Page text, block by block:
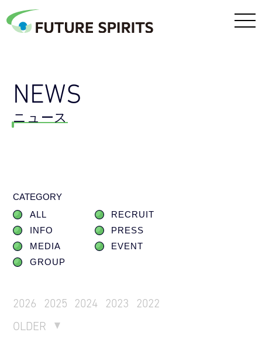
NEWS
ニュース
CATEGORY
ALL
RECRUIT
INFO
PRESS
MEDIA
EVENT
GROUP
2026 2025 2024 2023
2022
OLDER